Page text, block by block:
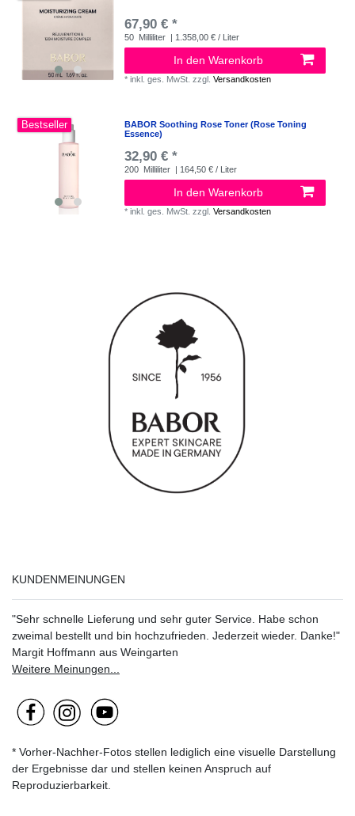
67,90 € *
50 Milliliter | 1.358,00 € / Liter
In den Warenkorb
*inkl. ges. MwSt. zzgl.Versandkosten
Bestseller
BABOR Soothing Rose Toner (Rose Toning
Essence)
32,90 € *
200 Milliliter | 164,50 € / Liter
In den Warenkorb
*inkl. ges. MwSt. zzgl.Versandkosten
KUNDENMEINUNGEN
"Sehr schnelle Lieferung und sehr guter Service. Habe schon
zweimal bestellt und bin hochzufrieden. Jederzeit wieder. Danke!"
Margit Hoffmann aus Weingarten
Weitere Meinungen...
* Vorher-Nachher-Fotos stellen lediglich eine visuelle Darstellung
der Ergebnisse dar und stellen keinen Anspruch auf
Reproduzierbarkeit.